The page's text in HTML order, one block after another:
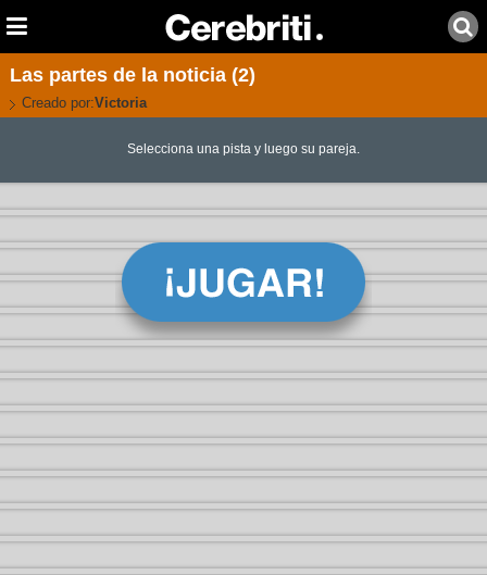
Las partes de la noticia (2)
Creado por:Victoria
Selecciona una pista y luego su pareja.